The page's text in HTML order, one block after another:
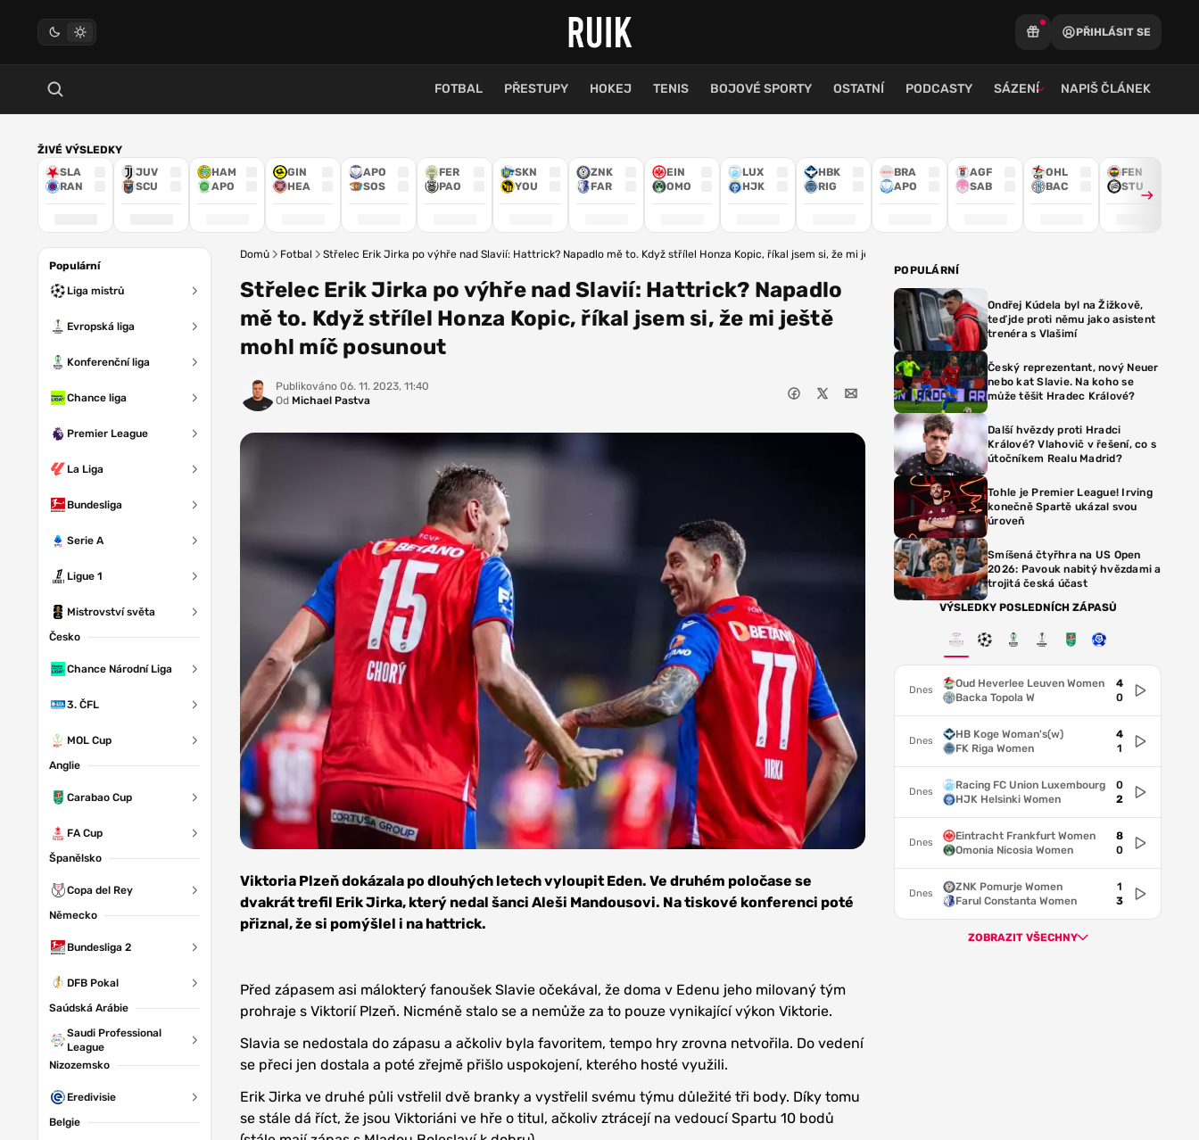
PŘIHLÁSIT SE
FOTBAL PŘESTUPY HOKEJ TENIS BOJOVÉ SPORTY OSTATNÍ PODCASTY SÁZENÍ NAPIŠ ČLÁNEK
ŽIVÉ VÝSLEDKY
SLA
RAN
JUV
SCU
HAM
APO
GIN
HEA
APO
SOS
FER
PAO
SKN
YOU
ZNK
FAR
EIN
OMO
LUX
HJK
HBK
RIG
BRA
APO
AGF
SAB
OHL
BAC
FEN
STU
Populární
Liga mistrů
Evropská liga
Konferenční liga
Chance liga
Premier League
La Liga
Bundesliga
Serie A
Ligue 1
Mistrovství světa
Česko
Chance Národní Liga
3. ČFL
MOL Cup
Anglie
Carabao Cup
FA Cup
Španělsko
Copa del Rey
Německo
Bundesliga 2
DFB Pokal
Saúdská Arábie
Saudi Professional
League
Nizozemsko
Eredivisie
Belgie
Domů Fotbal Střelec Erik Jirka po výhře nad Slavií: Hattrick? Napadlo mě to. Když střílel Honza Kopic, říkal jsem si, že mi ještě mohl míč posunout
Střelec Erik Jirka po výhře nad Slavií: Hattrick? Napadlo
mě to. Když střílel Honza Kopic, říkal jsem si, že mi ještě
mohl míč posunout
Publikováno 06. 11. 2023, 11:40
Od Michael Pastva
Viktoria
Plzeň
Viktoria Plzeň dokázala po dlouhých letech vyloupit Eden. Ve druhém poločase se
dvakrát trefil Erik Jirka, který nedal šanci Aleši Mandousovi. Na tiskové konferenci poté
přiznal, že si pomýšlel i na hattrick.
Před zápasem asi málokterý fanoušek Slavie očekával, že doma v Edenu jeho milovaný tým
prohraje s Viktorií Plzeň. Nicméně stalo se a nemůže za to pouze vynikající výkon Viktorie.
Slavia se nedostala do zápasu a ačkoliv byla favoritem, tempo hry zrovna netvořila. Do vedení
se přeci jen dostala a poté zřejmě přišlo uspokojení, kterého hosté využili.
Erik Jirka ve druhé půli vstřelil dvě branky a vystřelil svému týmu důležité tři body. Díky tomu
se stále dá říct, že jsou Viktoriáni ve hře o titul, ačkoliv ztrácejí na vedoucí Spartu 10 bodů
POPULÁRNÍ
Ondřej Kúdela byl na Žižkově,
teď jde proti němu jako asistent
trenéra s Vlašimí
Český reprezentant, nový Neuer
nebo kat Slavie. Na koho se
může těšit Hradec Králové?
Další hvězdy proti Hradci
Králové? Vlahovič v řešení, co s
útočníkem Realu Madrid?
Tohle je Premier League! Irving
konečně Spartě ukázal svou
úroveň
Smíšená čtyřhra na US Open
2026: Pavouk nabitý hvězdami a
trojitá česká účast
VÝSLEDKY POSLEDNÍCH ZÁPASŮ
Dnes
Oud Heverlee Leuven Women
Backa Topola W
4
0
Dnes
HB Koge Woman's(w)
FK Riga Women
4
1
Dnes
Racing FC Union Luxembourg
HJK Helsinki Women
0
2
Dnes
Eintracht Frankfurt Women
Omonia Nicosia Women
8
0
Dnes
ZNK Pomurje Women
Farul Constanta Women
1
3
ZOBRAZIT VŠECHNY